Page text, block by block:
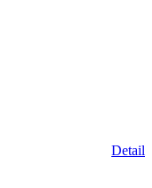
Detail